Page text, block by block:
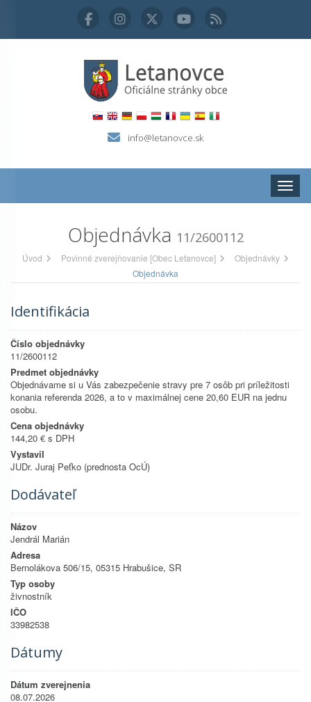
info@letanovce.sk
Objednávka 11/2600112
Úvod Povinné zverejňovanie [Obec Letanovce]
Objednávky
Objednávka
Identifikácia
Číslo objednávky
11/2600112
Predmet objednávky
Objednávame si u Vás zabezpečenie stravy pre 7 osôb pri príležitosti
konania referenda 2026, a to v maximálnej cene 20,60 EUR na jednu
osobu.
Cena objednávky
144,20 € s DPH
Vystavil
JUDr. Juraj Peťko (prednosta OcÚ)
Dodávateľ
Názov
Jendrál Marián
Adresa
Bernolákova 506/15, 05315 Hrabušice, SR
Typ osoby
živnostník
IČO
33982538
Dátumy
Dátum zverejnenia
08.07.2026